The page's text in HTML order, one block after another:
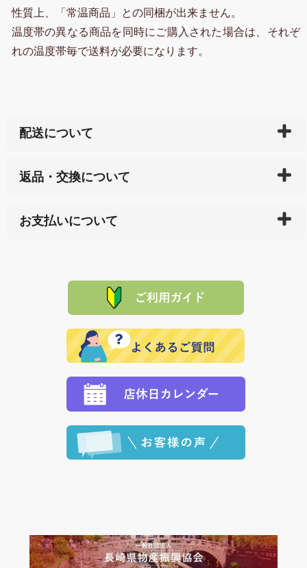
性質上、「常温商品」との同梱が出来ません。
温度帯の異なる商品を同時にご購入された場合は、それぞ
れの温度帯毎で送料が必要になります。
配送について
天ペイ」の方はご注文受付後）、 長崎県下全域に点在
サイト内で購入された商品の送料は、こちらの
全国送
れの生産メーカーからお客様の元へ直送いたしますの
で、 それぞれ個別に送料が必要になります。
返品・交換について
または配送途中の 事故などで不都合が生じている場合
品代金を返金いたします。）
その際は誠に申し訳ありませんが、当協会までご注文
願いいたします。
お支払いについて
た場合、お客様からの ご入金を確認した後で、商品を
※「クレジットカード」「PayPay」「楽天ペイ」を指
定された場合は、準備出来次第の便にてお送りいたし
ます。 （到着日指定をされている場合は、ご指定の日
程に合わせてお届けいたします。）